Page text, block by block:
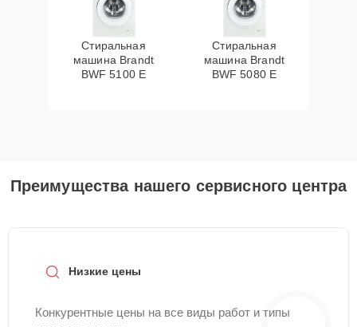
Стиральная
машина Brandt
BWF 5100 E
Стиральная
машина Brandt
BWF 5080 E
Преимущества нашего сервисного центра
Низкие цены
Конкурентные цены на все виды работ и типы